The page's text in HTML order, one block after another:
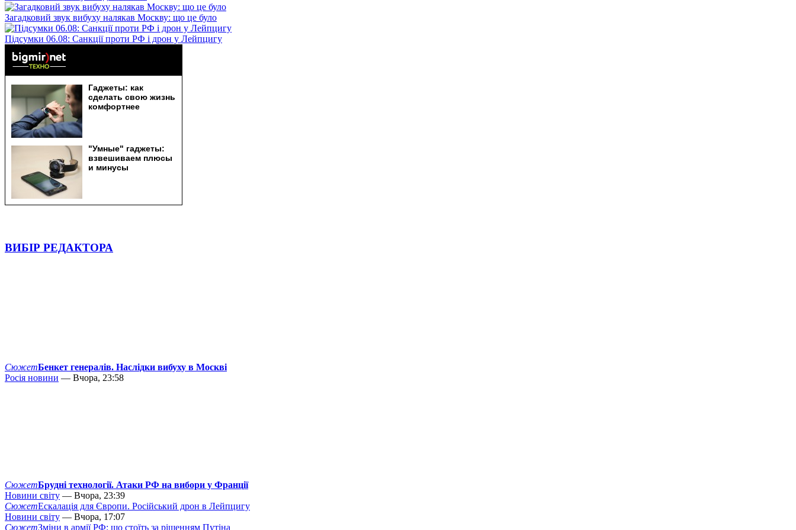
Загадковий звук вибуху налякав Москву: що це було
Підсумки 06.08: Санкції проти РФ і дрон у Лейпцигу
ВИБІР РЕДАКТОРА
СюжетБенкет генералів. Наслідки вибуху в Москві
Росія новини — Вчора, 23:58
СюжетБрудні технології. Атаки РФ на вибори у Франції
Новини світу — Вчора, 23:39
СюжетЕскалація для Європи. Російський дрон в Лейпцигу
Новини світу — Вчора, 17:07
СюжетЗміни в армії РФ: що стоїть за рішенням Путіна